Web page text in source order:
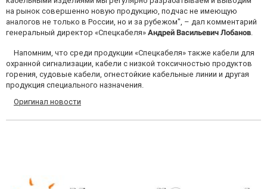
на рынок совершенно новую продукцию, подчас не имеющую
аналогов не только в России, но и за рубежом", – дал комментарий
генеральный директор «Спецкабеля» Андрей Васильевич Лобанов.
Напомним, что среди продукции «Спецкабеля» также кабели для
охранной сигнализации, кабели с низкой токсичностью продуктов
горения, судовые кабели, огнестойкие кабельные линии и другая
продукция специального назначения.
Оригинал новости